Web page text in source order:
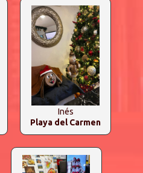
Inés
Playa del Carmen